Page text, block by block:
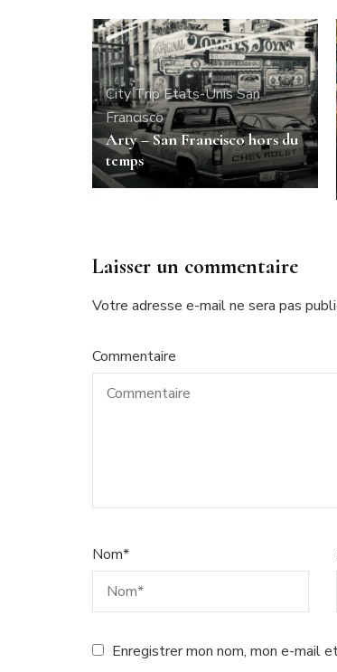
City TripEtats-UnisSan
Francisco
Arty – San Francisco hors du
temps
Laisser un commentaire
Votre adresse e-mail ne sera pas
Commentaire
Nom*
Enregistrer mon nom, mon e-mail